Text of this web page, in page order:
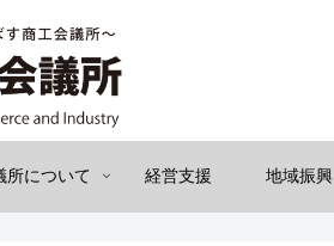
所について 経営支援 地域振興